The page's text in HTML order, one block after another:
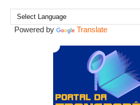
Powered by Translate